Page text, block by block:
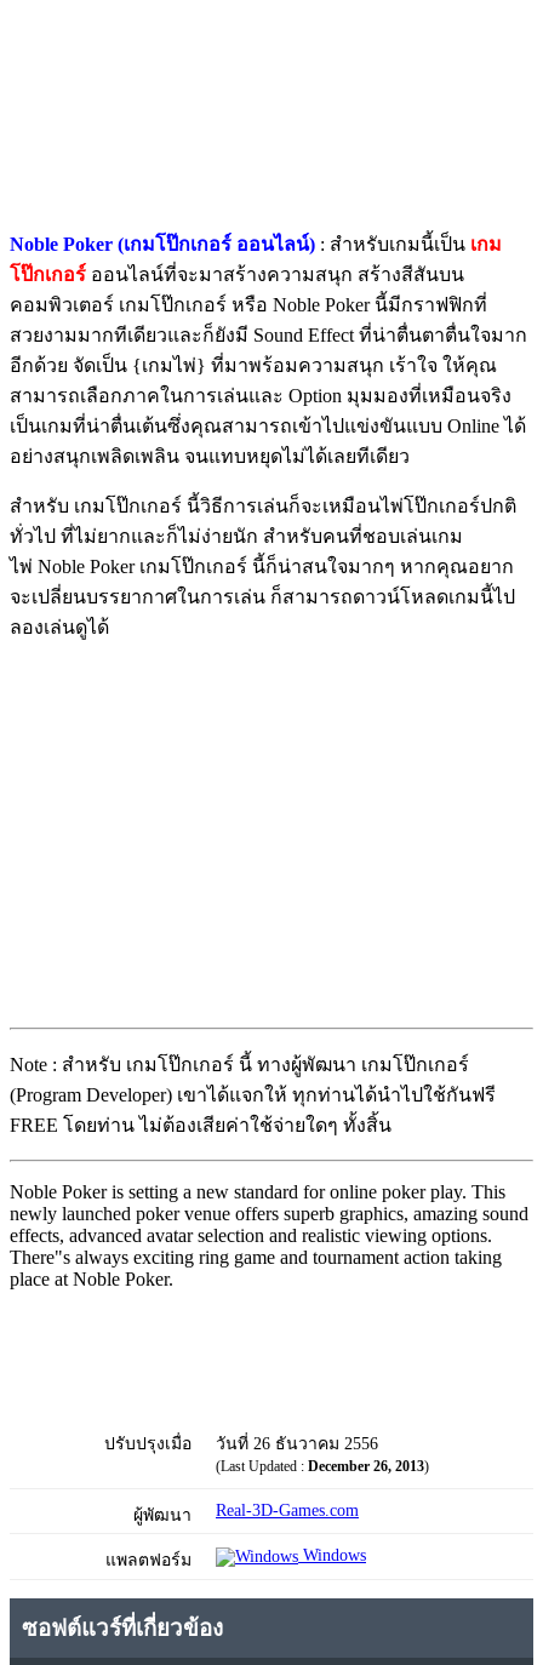
Noble Poker (เกมโป๊กเกอร์ ออนไลน์) : สำหรับเกมนี้เป็น เกม
โป๊กเกอร์ ออนไลน์ที่จะมาสร้างความสนุก สร้างสีสันบน
คอมพิวเตอร์ เกมโป๊กเกอร์ หรือ Noble Poker นี้มีกราฟฟิกที่
สวยงามมากทีเดียวและก็ยังมี Sound Effect ที่น่าตื่นตาตื่นใจมาก
อีกด้วย จัดเป็น {เกมไพ่} ที่มาพร้อมความสนุก เร้าใจ ให้คุณ
สามารถเลือกภาคในการเล่นและ Option มุมมองที่เหมือนจริง
เป็นเกมที่น่าตื่นเต้นซึ่งคุณสามารถเข้าไปแข่งขันแบบ Online ได้
อย่างสนุกเพลิดเพลิน จนแทบหยุดไม่ได้เลยทีเดียว
สำหรับ เกมโป๊กเกอร์ นี้วิธีการเล่นก็จะเหมือนไพ่โป๊กเกอร์ปกติ
ทั่วไป ที่ไม่ยากและก็ไม่ง่ายนัก สำหรับคนที่ชอบเล่นเกม
ไพ่ Noble Poker เกมโป๊กเกอร์ นี้ก็น่าสนใจมากๆ หากคุณอยาก
จะเปลี่ยนบรรยากาศในการเล่น ก็สามารถดาวน์โหลดเกมนี้ไป
ลองเล่นดูได้
Note : สำหรับ เกมโป๊กเกอร์ นี้ ทางผู้พัฒนา เกมโป๊กเกอร์
(Program Developer) เขาได้แจกให้ ทุกท่านได้นำไปใช้กันฟรี
FREE โดยท่าน ไม่ต้องเสียค่าใช้จ่ายใดๆ ทั้งสิ้น
Noble Poker is setting a new standard for online poker play. This
newly launched poker venue offers superb graphics, amazing sound
effects, advanced avatar selection and realistic viewing options.
There"s always exciting ring game and tournament action taking
place at Noble Poker.
ปรับปรุงเมื่อ วันที่ 26 ธันวาคม 2556
(Last Updated : December 26, 2013)
ผู้พัฒนา Real-3D-Games.com
แพลตฟอร์ม Windows
ซอฟต์แวร์ที่เกี่ยวข้อง